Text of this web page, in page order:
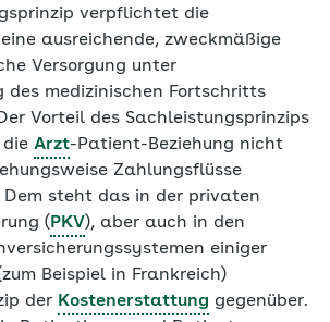
verpflichtet die
ausreichende, zweckmäßige
Versorgung unter
des medizinischen Fortschritts
Vorteil des Sachleistungsprinzips
Arzt-Patient-Beziehung nicht
Zahlungsflüsse
Dem steht das in der privaten
( PKV), aber auch in den
einiger
Beispiel in Frankreich)
der Kostenerstattung gegenüber.